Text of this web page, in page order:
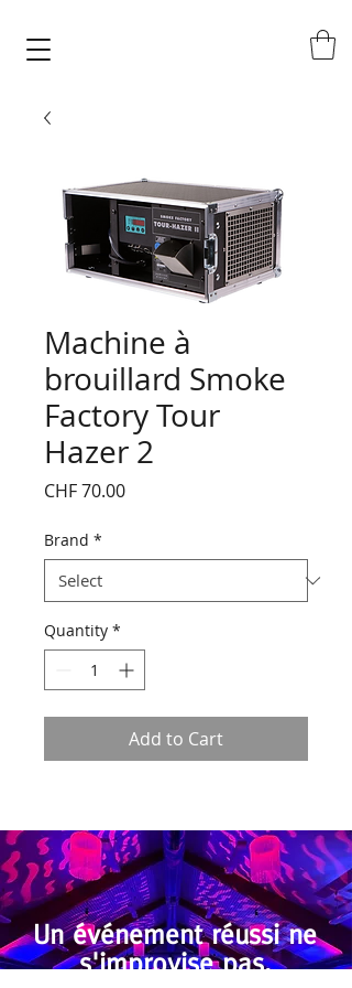
Machine à
brouillard Smoke
Factory Tour
Hazer 2
CHF 70.00Price
Brand *
Quantity *
Add to Cart
Un événement réussi ne
s'improvise pas,